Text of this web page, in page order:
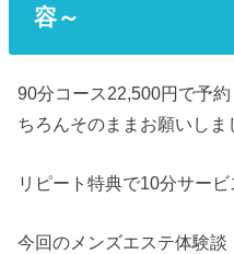
容～
90分コース22,500円で予
ちろんそのままお願いしま
リピート特典で10分サービ
今回のメンズエステ体験談